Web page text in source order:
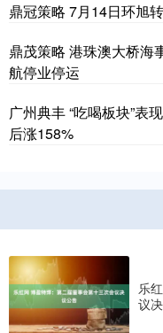
鼎冠策略 7月14日环旭
鼎茂策略 港珠澳大桥海
航停业停运
广州典丰 “吃喝板块”表
后涨158%
乐
议